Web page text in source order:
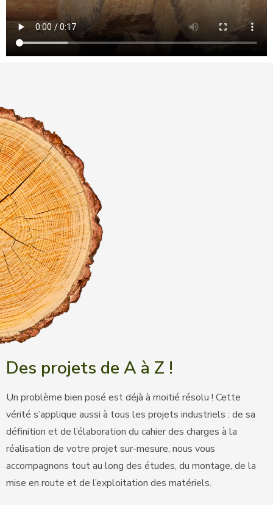
Des projets de A à Z !
Un problème bien posé est déjà à moitié résolu ! Cette
vérité s’applique aussi à tous les projets industriels : de sa
définition et de l’élaboration du cahier des charges à la
réalisation de votre projet sur-mesure, nous vous
accompagnons tout au long des études, du montage, de la
mise en route et de l’exploitation des matériels.